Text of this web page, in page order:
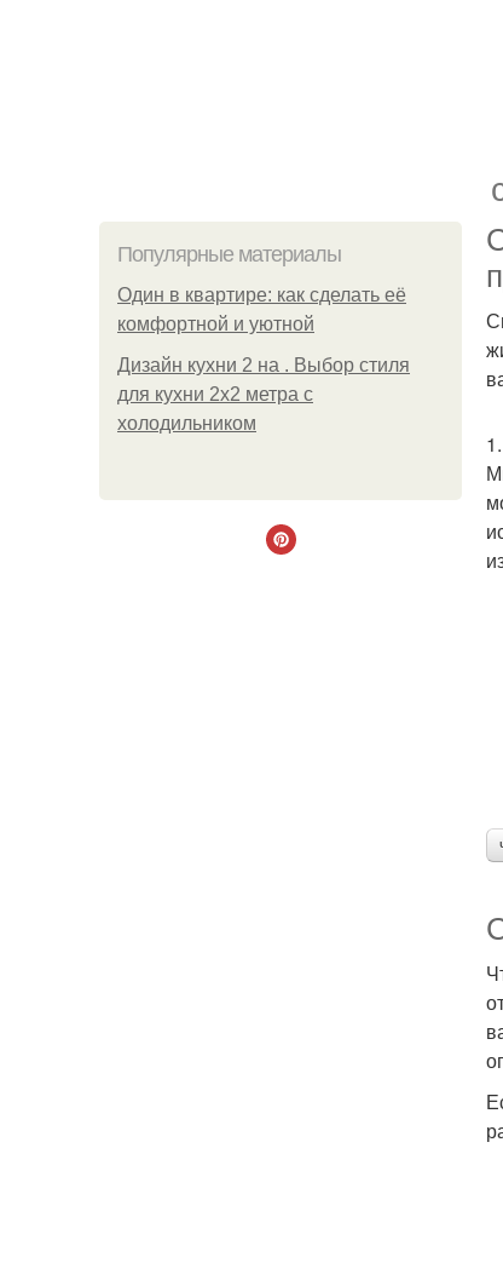
Популярные материалы
Один в квартире: как сделать её
комфортной и уютной
Дизайн кухни 2 на . Выбор стиля
для кухни 2х2 метра с
холодильником